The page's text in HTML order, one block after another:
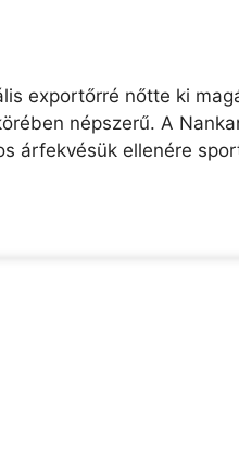
exportőrré nőtte ki
népszerű. A
árfekvésük ellenére